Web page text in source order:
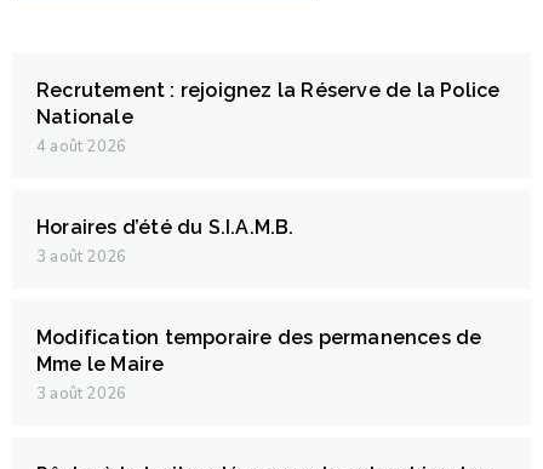
Recrutement : rejoignez la Réserve de la Police
Nationale
4 août 2026
Horaires d’été du S.I.A.M.B.
3 août 2026
Modification temporaire des permanences de
Mme le Maire
3 août 2026